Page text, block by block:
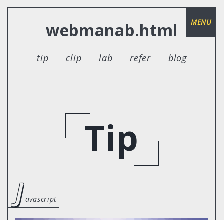
webmanab.html
tip clip lab refer blog
MENU
Tip
j avascript